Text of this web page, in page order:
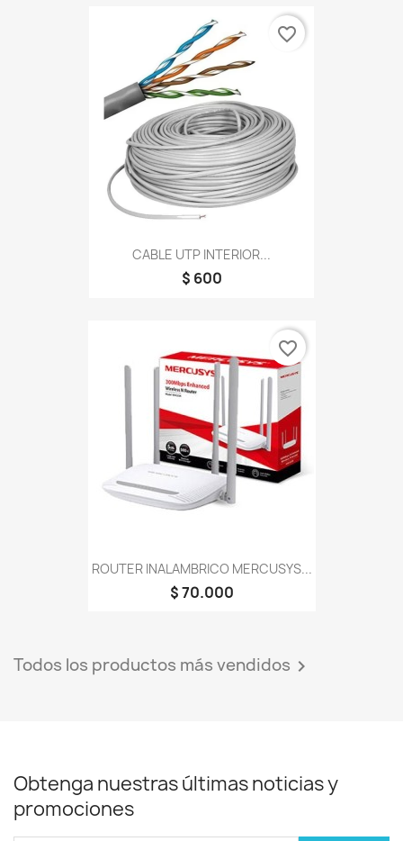
CABLE UTP INTERIOR...
$ 600
favorite_border
ROUTER INALAMBRICO MERCUSYS...
$ 70.000
favorite_border
Todos los productos más vendidos 
Obtenga nuestras últimas noticias y
promociones